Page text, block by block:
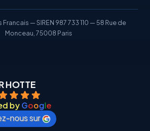
Francais — SIREN 987 733 110 — 58 Rue de
Monceau, 75008 Paris
HOTTE
byGoogle
nous sur